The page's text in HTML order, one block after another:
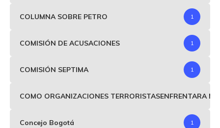
COLUMNA SOBRE PETRO 1
COMISIÓN DE ACUSACIONES 1
COMISIÓN SEPTIMA 1
COMO ORGANIZACIONES TERRORISTASENFRENTARA
Concejo Bogotá 1